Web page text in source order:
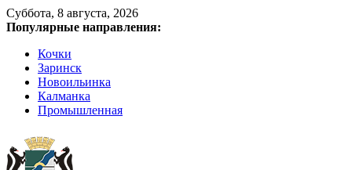
Суббота, 8 августа, 2026
Популярные направления:
Кочки
Заринск
Новоильинка
Калманка
Промышленная